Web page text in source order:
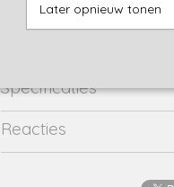
IN WINKELWAGEN
Specificaties
Productcode leverancier
Reacties
Later opnieuw tonen